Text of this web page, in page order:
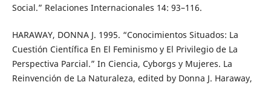
Social.” Relaciones Internacionales 14: 93–116.
HARAWAY, DONNA J. 1995. “Conocimientos Situados: La
Cuestión Científica En El Feminismo y El Privilegio de La
Perspectiva Parcial.” In Ciencia, Cyborgs y Mujeres. La
Reinvención de La Naturaleza, edited by Donna J. Haraway,